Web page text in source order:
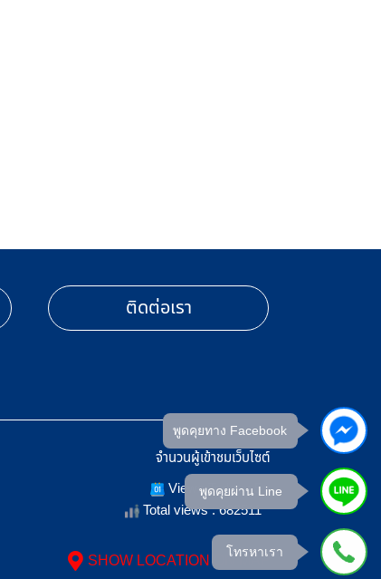
ติดต่อเรา
จำนวนผู้เข้าชมเว็บไซต์
Views Today : 5
Total views : 682511
SHOW LOCATION ON MAP
พูดคุยทาง Facebook
พูดคุยผ่าน Line
โทรหาเรา